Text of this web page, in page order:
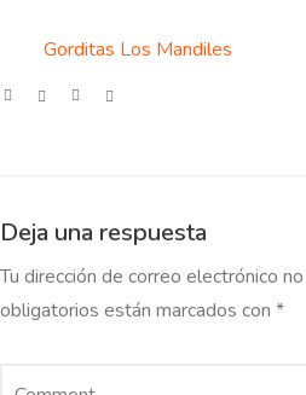
Deja una respuesta
Tu dirección de correo electrónico
obligatorios están marcados con *